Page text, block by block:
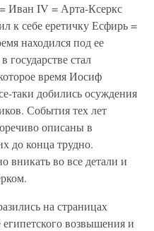
Иван IV = Арта-Ксеркс
к себе еретичку Есфирь =
находился под ее
стал
время Иосиф
таки добились осуждения
События тех лет
описаны в
до конца трудно.
вникать во все детали и
на страницах
египетского возвышения и